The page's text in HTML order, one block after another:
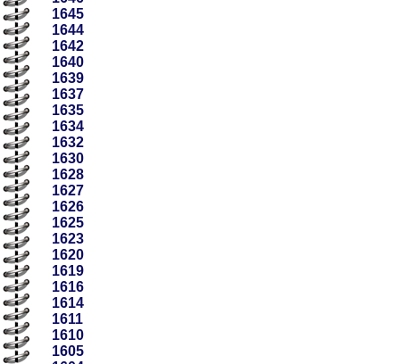
1645
1644
1642
1640
1639
1637
1635
1634
1632
1630
1628
1627
1626
1625
1623
1620
1619
1616
1614
1611
1610
1605